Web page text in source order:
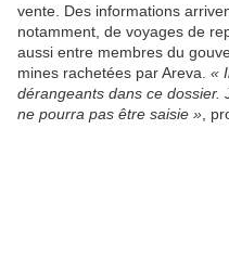
vente. Des informations
notamment, de voyages de
aussi entre membres du
mines rachetées par Areva. «
dérangeants dans ce dossier.
ne pourra pas être saisie » ,